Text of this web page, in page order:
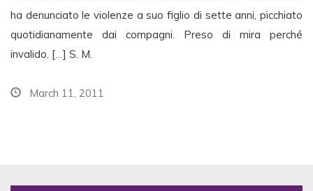
ha denunciato le violenze a suo figlio di sette anni, picchiato
quotidianamente dai compagni. Preso di mira perché
invalido. […] S. M.
March 11, 2011